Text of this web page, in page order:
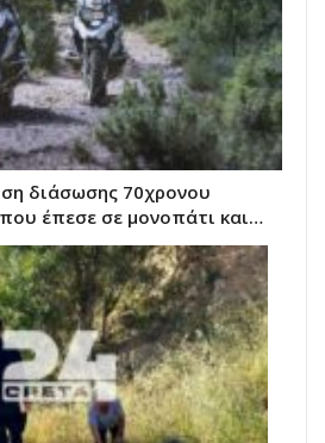
διάσωσης 70χρονου
έπεσε σε μονοπάτι και…